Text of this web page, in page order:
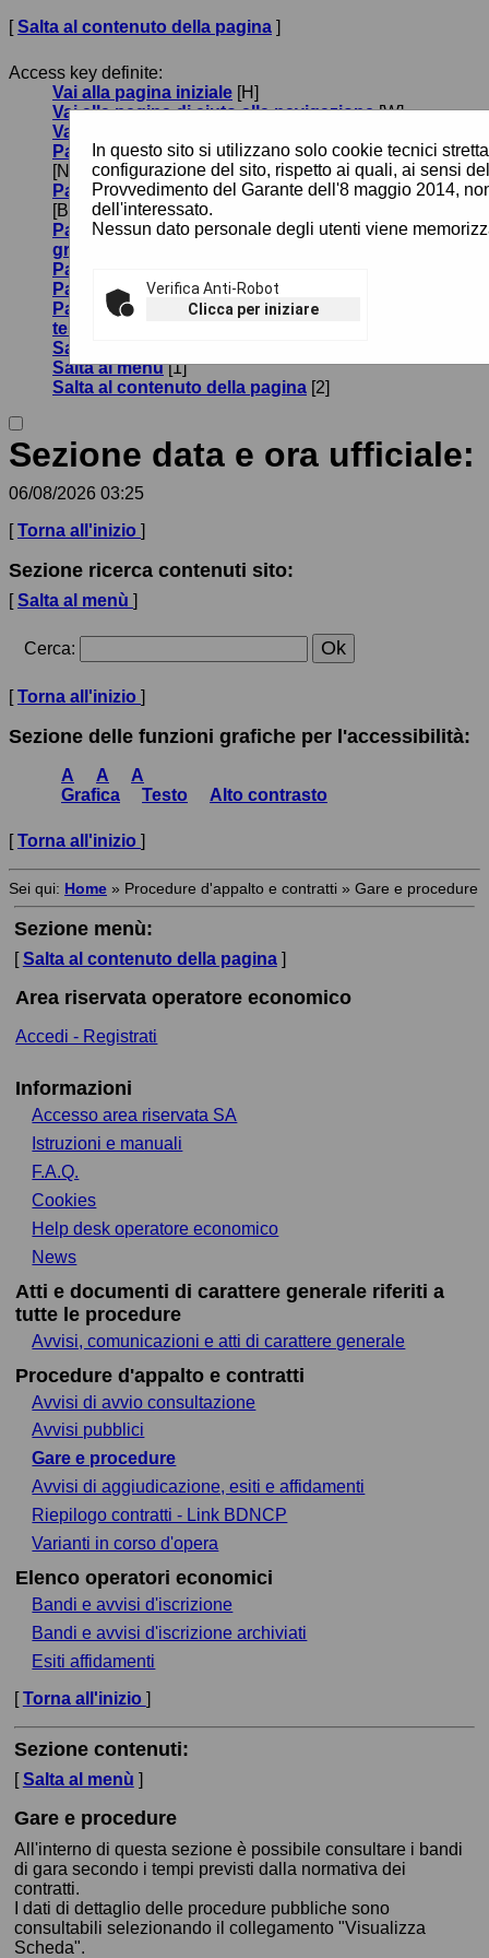
[Salta al contenuto della pagina ]
Access key definite:
Vai alla pagina iniziale [H]
Vai alla pagina di aiuto alla navigazione[W]
Vai alla mappa del sito
Passa al testo con caratteri di dimensione standard
[N]
Passa al testo con caratteri di dimensione grande
[B]
Passa al testo con caratteri di dimensione molto
grande
Passa alla visualizzazione grafica
Passa alla visualizzazione solo testo
Passa alla visualizzazione in alto contrasto e solo
testo
Salta alla ricerca di contenuti
Salta al menù[1]
Salta al contenuto della pagina [2]
Sezione data e ora ufficiale:
06/08/2026 03:25
[Torna all'inizio ]
Sezione ricerca contenuti sito:
[Salta al menù ]
Cerca:
[Torna all'inizio ]
Sezione delle funzioni grafiche per l'accessibilità:
A A
A
Grafica
Testo Alto contrasto
[Torna all'inizio ]
Sei qui: Home » Procedure d'appalto e contratti » Gare e procedure
In questo sito si utilizzano solo cookie tecnici
configurazione del sito, rispetto ai quali, ai sensi
Provvedimento del Garante dell'8 maggio 2014,
dell'interessato.
Nessun dato personale degli utenti viene
Verifica Anti-Robot
Clicca per iniziare
Sezione menù:
[Salta al contenuto della pagina]
Area riservata operatore economico
Accedi - Registrati
Informazioni
Accesso area riservata SA
Istruzioni e manuali
F.A.Q.
Cookies
Help desk operatore economico
News
Atti e documenti di carattere generale riferiti a
tutte le procedure
Avvisi, comunicazioni e atti di carattere generale
Procedure d'appalto e contratti
Avvisi di avvio consultazione
Avvisi pubblici
Gare e procedure
Avvisi di aggiudicazione, esiti e affidamenti
Riepilogo contratti - Link BDNCP
Varianti in corso d'opera
Elenco operatori economici
Bandi e avvisi d'iscrizione
Bandi e avvisi d'iscrizione archiviati
Esiti affidamenti
[Torna all'inizio ]
Sezione contenuti:
[Salta al menù ]
Gare e procedure
All'interno di questa sezione è possibile consultare i bandi
di gara secondo i tempi previsti dalla normativa dei
contratti.
I dati di dettaglio delle procedure pubbliche sono
consultabili selezionando il collegamento "Visualizza
Scheda".